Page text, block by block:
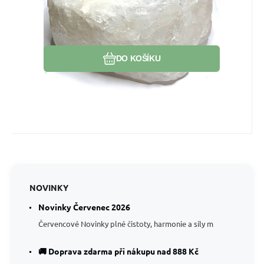
DO KOŠÍKU
Oblíbený
Porovnat
NOVINKY
Novinky Červenec 2026
Červencové Novinky plné čistoty, harmonie a síly m
🚚 Doprava zdarma při nákupu nad 888 Kč